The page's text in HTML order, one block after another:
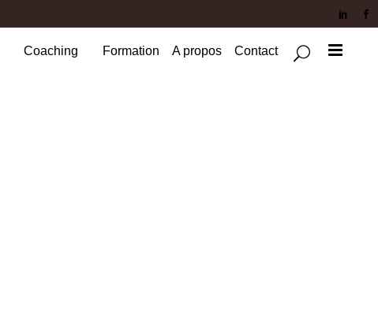
Coaching Formation A propos Contact